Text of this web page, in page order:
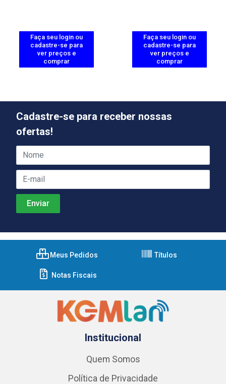
Faça seu login ou
cadastre-se para
ver preços e
comprar
Faça seu login ou
cadastre-se para
ver preços e
comprar
Cadastre-se para receber nossas
ofertas!
Meus Pedidos Títulos
Notas Fiscais
Institucional
Quem Somos
Política de Privacidade